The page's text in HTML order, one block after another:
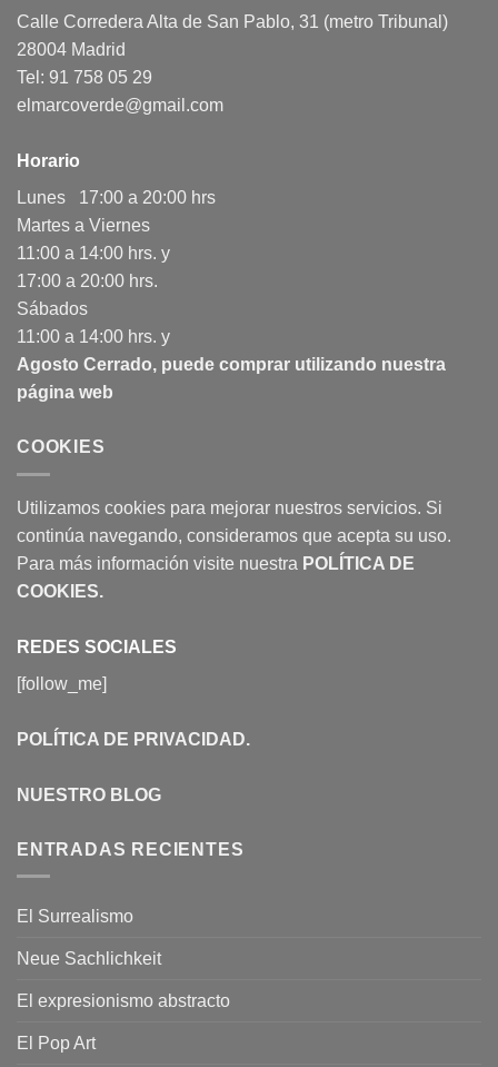
Calle Corredera Alta de San Pablo, 31 (metro Tribunal)
28004 Madrid
Tel: 91 758 05 29
elmarcoverde@gmail.com
Horario
Lunes 17:00 a 20:00 hrs
Martes a Viernes
11:00 a 14:00 hrs. y
17:00 a 20:00 hrs.
Sábados
11:00 a 14:00 hrs. y
Agosto Cerrado, puede comprar utilizando nuestra
página web
COOKIES
Utilizamos cookies para mejorar nuestros servicios. Si
continúa navegando, consideramos que acepta su uso.
Para más información visite nuestra POLÍTICA DE
COOKIES.
REDES SOCIALES
[follow_me]
POLÍTICA DE PRIVACIDAD.
NUESTRO BLOG
ENTRADAS RECIENTES
El Surrealismo
Neue Sachlichkeit
El expresionismo abstracto
El Pop Art